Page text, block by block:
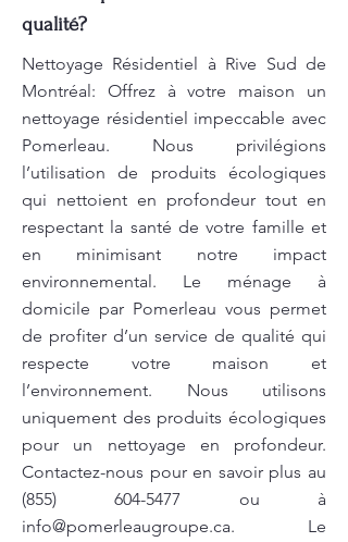
qualité?
Nettoyage Résidentiel à Rive Sud de
Montréal: Offrez à votre maison un
nettoyage résidentiel impeccable avec
Pomerleau. Nous privilégions
l’utilisation de produits écologiques
qui nettoient en profondeur tout en
respectant la santé de votre famille et
en minimisant notre impact
environnemental. Le ménage à
domicile par Pomerleau vous permet
de profiter d’un service de qualité qui
respecte votre maison et
l’environnement. Nous utilisons
uniquement des produits écologiques
pour un nettoyage en profondeur.
Contactez-nous pour en savoir plus au
(855) 604-5477 ou à
info@pomerleaugroupe.ca. Le